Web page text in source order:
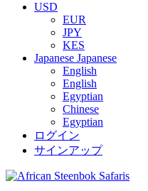
USD
EUR
JPY
KES
Japanese Japanese
English
English
Egyptian
Chinese
Egyptian
ログイン
サインアップ